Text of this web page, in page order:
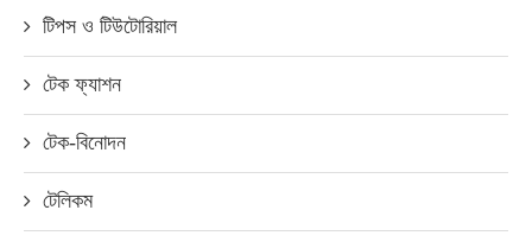
টিপস ও টিউটোরিয়াল
টেক ফ্যাশন
টেক-বিনোদন
টেলিকম